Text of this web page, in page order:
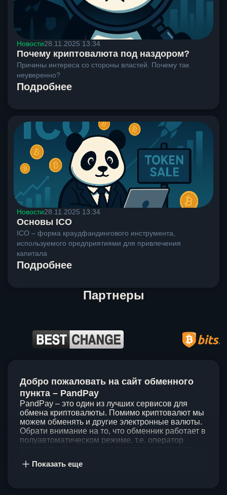
Новости28.11.2025 13:34
Почему криптовалюта под наздором?
Причины интереса со стороны властей. Почему так
неуверенно?
Подробнее
Новости28.11.2025 13:34
Основы ICO
ICO – форма краудфандингового инструмента,
используемого предприятиями для привлечения
капитала
Подробнее
Партнеры
Добро пожаловать на сайт обменного
пункта – PandPay
PandPay – это один из лучших сервисов для
обмена криптовалюты. Помимо криптовалют мы
можем обменять и другие электронные валюты.
Обрати внимание на то, что обменник работает в
полуавтоматическом режиме, т.е. оператор
клиентов, поэтому стараемся проводить обмены
Показать еще